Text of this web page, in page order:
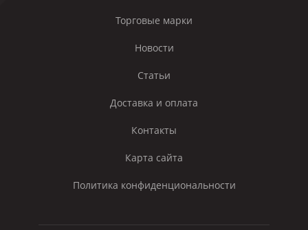
Торговые марки
Новости
Статьи
Доставка и оплата
Контакты
Карта сайта
Политика конфиденциональности